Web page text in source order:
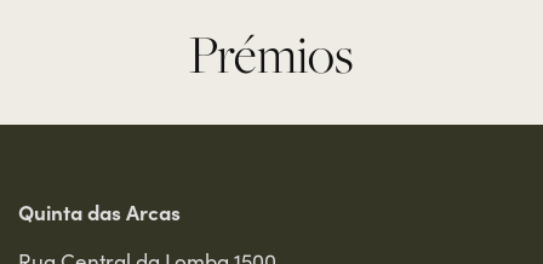
Prémios
Quinta das Arcas